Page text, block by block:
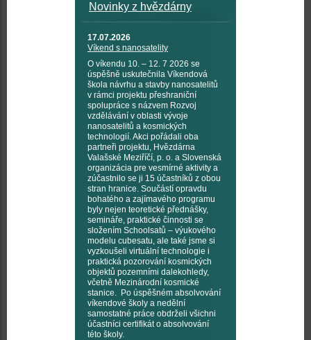
Novinky z hvězdárny
17.07.2026
Víkend s nanosatelity
O víkendu 10. – 12. 7 2026 se
úspěšně uskutečnila Víkendová
škola návrhu a stavby nanosatelitů
v rámci projektu přeshraniční
spolupráce s názvem Rozvoj
vzdělávání v oblasti vývoje
nanosatelitů a kosmických
technologií. Akci pořádali oba
partneři projektu, Hvězdárna
Valašské Meziříčí, p. o. a Slovenská
organizácia pre vesmírné aktivity a
zúčastnilo se ji 15 účastníků z obou
stran hranice. Součástí opravdu
bohatého a zajímavého programu
byly nejen teoretické přednášky,
semináře, praktické činnosti se
složením Schoolsatů – výukového
modelu cubesatu, ale také jsme si
vyzkoušeli virtuální technologie i
praktická pozorování kosmických
objektů pozemními dalekohledy,
včetně Mezinárodní kosmické
stanice. Po úspěšném absolvování
víkendové školy a nedělní
samostatné práce obdrželi všichni
účastníci certifikát o absolvování
této školy.